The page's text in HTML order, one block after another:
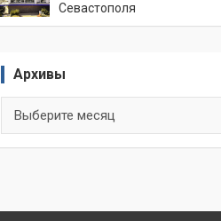
Севастополя
Архивы